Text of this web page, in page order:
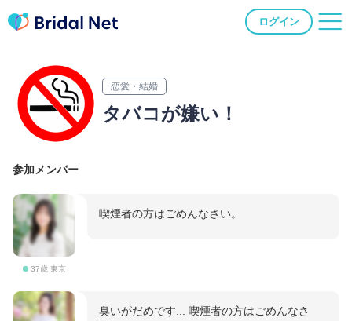
ログイン
恋愛・結婚
タバコが嫌い！
参加メンバー
37歳 東京
喫煙者の方はごめんなさい。
臭いがだめです... 喫煙者の方はごめんなさ